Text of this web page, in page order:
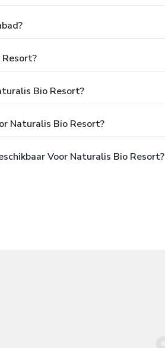
Bio Resort?
Naturalis Bio Resort?
Voor Naturalis Bio Resort?